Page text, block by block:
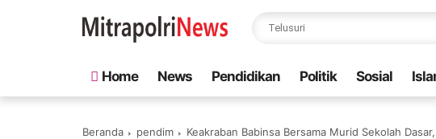
Home News Pendidikan Politik Sosial
Beranda pendim Keakraban Babinsa Bersama Murid Sekolah